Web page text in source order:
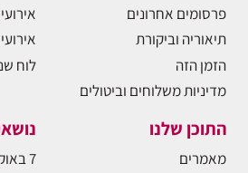
פרסומים אחרונים
תיאוריה וביקורת
הזמן הזה
מדיניות משלוחים וביטולים
לוח
התוכן שלנו
מאמרים
7 באוקטובר